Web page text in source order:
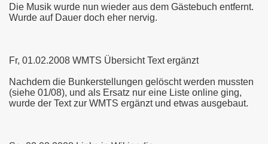
Die Musik wurde nun wieder aus dem Gästebuch entfernt.
Wurde auf Dauer doch eher nervig.
Fr, 01.02.2008 WMTS Übersicht Text ergänzt
Nachdem die Bunkerstellungen gelöscht werden mussten
(siehe 01/08), und als Ersatz nur eine Liste online ging,
wurde der Text zur WMTS ergänzt und etwas ausgebaut.